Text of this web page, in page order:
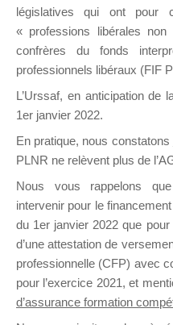
Ce groupe est destiné
formation. Il accueille
législatives qui ont pour
« professions libérales
confrères du fonds
professionnels libéraux (FIF
L’Urssaf, en anticipation de
1er janvier 2022.
En pratique, nous constatons
PLNR ne relèvent plus de
Nous vous rappelons
intervenir pour le
du 1er janvier 2022 que
d’une attestation de
professionnelle (CFP) avec
pour l’exercice 2021, et
d’assurance formation